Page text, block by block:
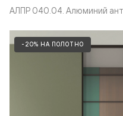
АЛПР 040.04. Алюминий
-20% НА ПОЛОТНО